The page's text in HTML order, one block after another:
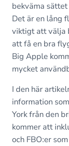
bekväma
Det är en lång
viktigt att välja
att få en bra
Big Apple
mycket
I den här
information
York från den
kommer att
och FBO:er